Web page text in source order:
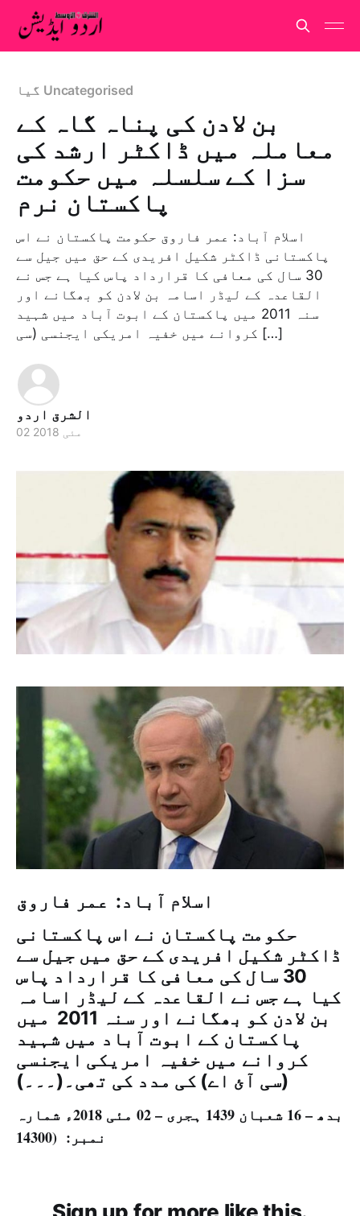
گیا Uncategorised
بن لادن کی پناہ گاہ کے
معاملہ میں ڈاکٹر ارشد کی
سزا کے سلسلہ میں حکومت
پاکستان نرم
اسلام آباد: عمر فاروق حکومت پاکستان نے اس
پاکستانی ڈاکٹر شکیل افریدی کے حق میں جیل سے
30 سال کی معافی کا قرارداد پاس کیا ہے جس نے
القاعدہ کے لیڈر اسامہ بن لادن کو بھگانے اور
سنہ 2011 میں پاکستان کے ابوت آباد میں شہید
کروانے میں خفیہ امریکی ایجنسی (سی […]
الشرق اردو
02 مئی 2018
اسلام آباد: عمر فاروق
حکومت پاکستان نے اس پاکستانی
ڈاکٹر شکیل افریدی کے حق میں جیل سے
30 سال کی معافی کا قرارداد پاس
کیا ہے جس نے القاعدہ کے لیڈر اسامہ
بن لادن کو بھگانے اور سنہ 2011 میں
پاکستان کے ابوت آباد میں شہید
کروانے میں خفیہ امریکی ایجنسی
(سی آئ اے) کی مدد کی تھی۔(۔۔۔)
بدھ – 16 شعبان 1439 ہجری – 02 مئی 2018ء شمارہ
نمبر: (14300